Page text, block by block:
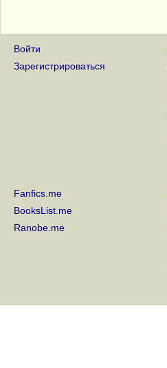
Войти
Зарегистрироваться
Fanfics.me
BooksList.me
Ranobe.me